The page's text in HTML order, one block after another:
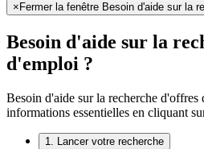
× Fermer la fenêtre Besoin d'aide sur la
Besoin d'aide sur la
d'emploi ?
Besoin d'aide sur la recherche d'offres
informations essentielles en cliquant
1. Lancer votre recherche